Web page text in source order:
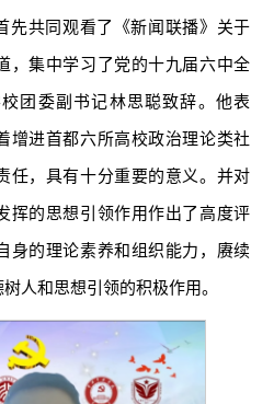
先共同观看了《新闻联播》关于
，集中学习了党的十九届六中全
团委副书记林思聪致辞。他表
增进首都六所高校政治理论类社
任，具有十分重要的意义。并对
挥的思想引领作用作出了高度评
身的理论素养和组织能力，赓续
人和思想引领的积极作用。